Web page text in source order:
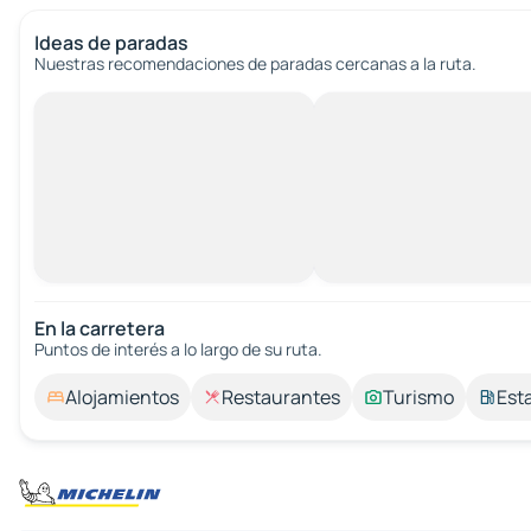
Ideas de paradas
Nuestras recomendaciones de paradas cercanas a la ruta.
En la carretera
Puntos de interés a lo largo de su ruta.
Alojamientos Restaurantes Turismo